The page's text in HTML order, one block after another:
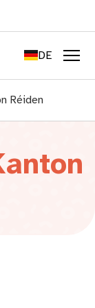
DE
LU
Réiden